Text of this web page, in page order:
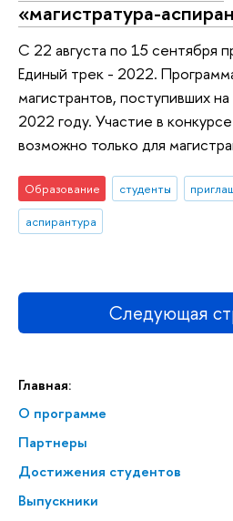
Главная:
О программе
Партнеры
Достижения студентов
Выпускники
«магистратура-
С 22 августа по 15 сентября
Единый трек - 2022.
магистрантов, поступивших
2022 году. Участие в
возможно только для
Образование студенты
аспирантура
Следующая